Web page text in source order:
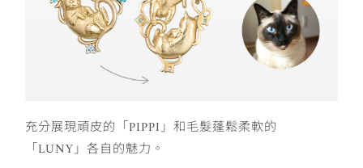
充分展現頑皮的「PIPPI」和毛髮蓬鬆柔軟的
「LUNY」各自的魅力。